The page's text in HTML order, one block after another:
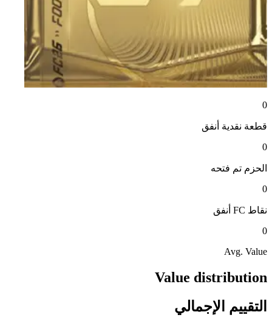
0
قطعة نقدية أنفق
0
الحزم تم فتحه
0
نقاط FC
أنفق
0
Avg. Value
Value distribution
التقييم الإجمالي